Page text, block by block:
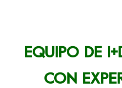
EQUIPO DE
CON